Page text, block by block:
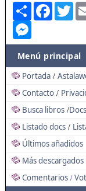
Share Facebook
Menú principal
Portada /
Contacto /
Busca libros /Docs
Listado docs /
Últimos añadidos
Más descargados
Comentarios /